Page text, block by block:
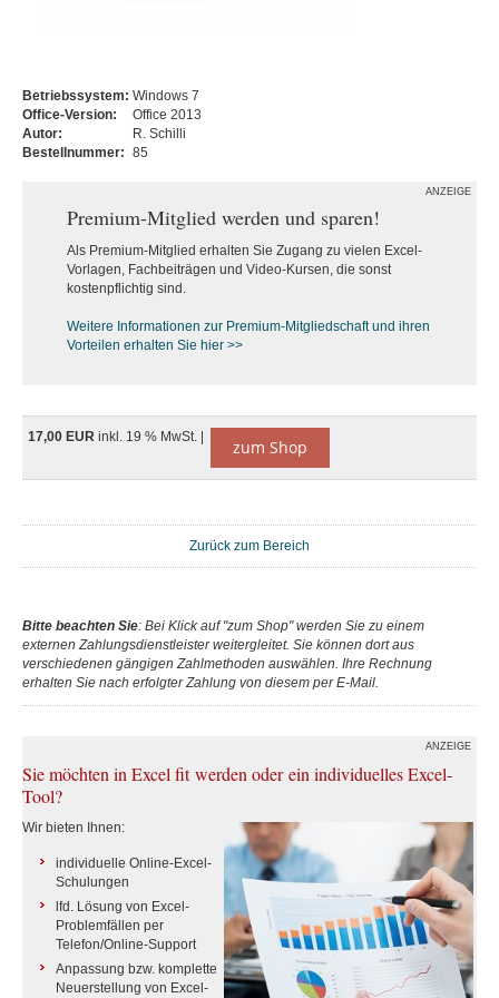
Betriebssystem: Windows 7
Office-Version:
Office 2013
Autor:
R. Schilli
Bestellnummer: 85
ANZEIGE
Premium-Mitglied werden und sparen!
Als Premium-Mitglied erhalten Sie Zugang zu vielen Excel-
Vorlagen, Fachbeiträgen und Video-Kursen, die sonst
kostenpflichtig sind.
Weitere Informationen zur Premium-Mitgliedschaft und ihren
Vorteilen erhalten Sie hier >>
17,00 EUR inkl. 19 % MwSt. | zum Shop
Zurück zum Bereich
Bitte beachten Sie: Bei Klick auf "zum Shop" werden Sie zu einem
externen Zahlungsdienstleister weitergleitet. Sie können dort aus
verschiedenen gängigen Zahlmethoden auswählen. Ihre Rechnung
erhalten Sie nach erfolgter Zahlung von diesem per E-Mail.
ANZEIGE
Sie möchten in Excel fit werden oder ein individuelles Excel-
Tool?
Wir bieten Ihnen:
individuelle Online-Excel-
Schulungen
lfd. Lösung von Excel-
Problemfällen per
Telefon/Online-Support
Anpassung bzw. komplette
Neuerstellung von Excel-